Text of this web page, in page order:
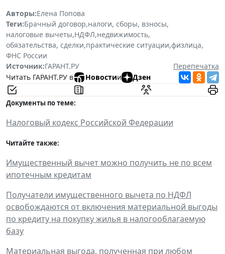
Авторы:Елена Попова
Теги:Брачный договор,налоги, сборы, взносы,
налоговые вычеты,НДФЛ,недвижимость,
обязательства, сделки,практические ситуации,физлица,
ФНС России
Источник:ГАРАНТ.РУ
Перепечатка
Читать ГАРАНТ.РУ в
Новостии Дзен
Документы по теме:
Налоговый кодекс Российской Федерации
Читайте также:
Имущественный вычет можно получить не по всем
ипотечным кредитам
Получатели имущественного вычета по НДФЛ
освобождаются от включения материальной выгоды
по кредиту на покупку жилья в налогооблагаемую
базу
Материальная выгода, полученная при любом